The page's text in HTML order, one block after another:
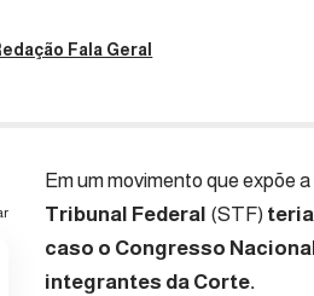
Fala Geral
Em um movimento que expõe
Tribunal Federal (STF)
caso o Congresso
integrantes da Corte.